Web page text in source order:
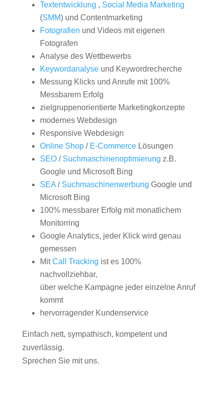
Textentwicklung , Social Media Marketing
(SMM) und Contentmarketing
Fotografien und Videos mit eigenen
Fotografen
Analyse des Wettbewerbs
Keywordanalyseund Keywordrecherche
Messung Klicks und Anrufe mit 100%
Messbarem Erfolg
zielgruppenorientierte Marketingkonzepte
modernes Webdesign
Responsive Webdesign
Online Shop/ E-CommerceLösungen
SEO/ Suchmaschinenoptimierung z.B.
Google und Microsoft Bing
SEA/ Suchmaschinenwerbung Google und
Microsoft Bing
100% messbarer Erfolg mit monatlichem
Monitorring
Google Analytics, jeder Klick wird genau
gemessen
MitCall Tracking ist es 100%
nachvollziehbar,
über welche Kampagne jeder einzelne Anruf
kommt
hervorragender Kundenservice
Einfach nett, sympathisch, kompetent und
zuverlässig.
Sprechen Sie mit uns.